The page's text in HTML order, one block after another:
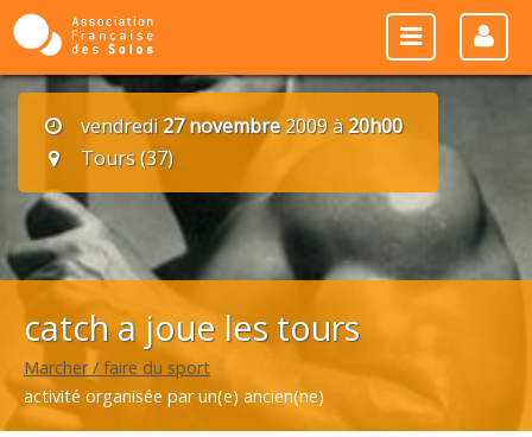
vendredi 27 novembre2009 à20h00
Tours (37)
catch a joue les tours
Marcher / faire du sport
activité organisée par un(e) ancien(ne)